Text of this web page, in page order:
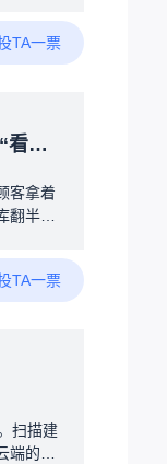
似的项
件信息
并且
积小
方案之
烧水的
，其次
定功
，还
洗衣机
预智
，装置
WIFI可
加上触
TA一票
地图
客拿着
翻半
成本
能终
客“秒找
满仓
螺
图上标
TA一票
扫描建
端的建